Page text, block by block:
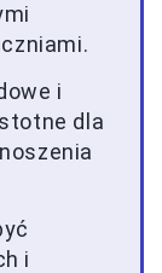
i
dla
i